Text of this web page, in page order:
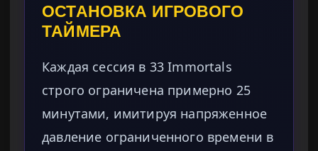
ОСТАНОВКА ИГРОВОГО
ТАЙМЕРА
Каждая сессия в 33 Immortals
строго ограничена примерно 25
минутами, имитируя напряженное
давление ограниченного времени в